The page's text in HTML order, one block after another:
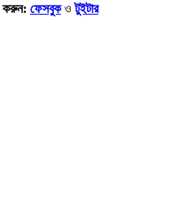
করুন: ফেসবুকওটুইটার